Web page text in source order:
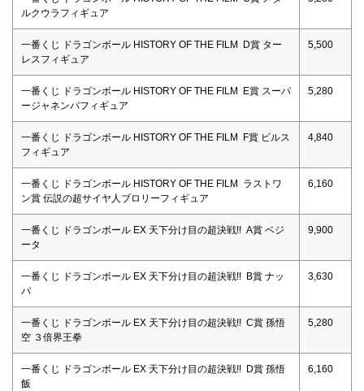
ルクウラフィギュア
一番くじ ドラゴンボール HISTORY OF THE FILM D賞 ター
レスフィギュア
5,500
一番くじ ドラゴンボール HISTORY OF THE FILM E賞 スーパ
ージャネンバフィギュア
5,280
一番くじ ドラゴンボール HISTORY OF THE FILM F賞 ビルス
フィギュア
4,840
一番くじ ドラゴンボール HISTORY OF THE FILM ラストワ
ン賞 伝説の超サイヤ人ブロリーフィギュア
6,160
一番くじ ドラゴンボール EX 天下分け目の超決戦!! A賞 ベジ
ータ
9,900
一番くじ ドラゴンボール EX 天下分け目の超決戦!! B賞 ナッ
パ
3,630
一番くじ ドラゴンボール EX 天下分け目の超決戦!! C賞 孫悟
空 ３倍界王拳
5,280
一番くじ ドラゴンボール EX 天下分け目の超決戦!! D賞 孫悟
飯
6,160